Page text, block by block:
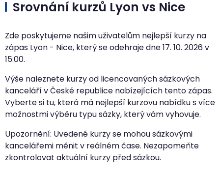
Srovnání kurzů Lyon vs Nice
Zde poskytujeme našim uživatelům nejlepší kurzy na
zápas Lyon - Nice, který se odehraje dne17. 10. 2026v
15:00.
Výše naleznete kurzy od licencovaných sázkových
kanceláří v České republice nabízejících tento zápas.
Vyberte si tu, která má nejlepší kurzovu nabídku s více
možnostmi výběru typu sázky, který vám vyhovuje.
Upozornění: Uvedené kurzy se mohou sázkovými
kancelářemi měnit v reálném čase. Nezapomeňte
zkontrolovat aktuální kurzy před sázkou.